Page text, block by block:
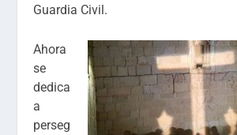
Guardia Civil.
Ahora
se
dedica
a
perseg